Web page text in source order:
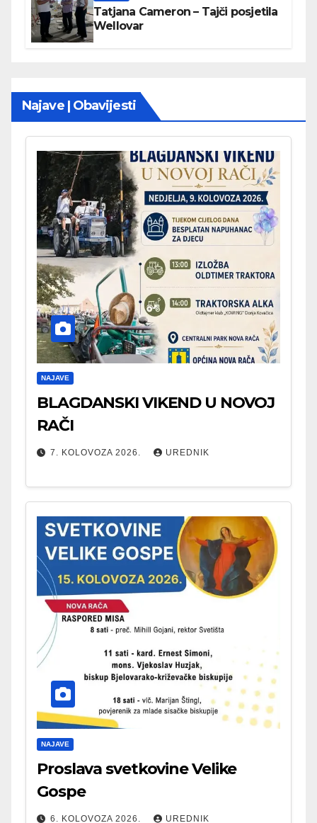
Tatjana Cameron – Tajči posjetila
Wellovar
Najave | Obavijesti
NAJAVE
BLAGDANSKI VIKEND U NOVOJ
RAČI
7. KOLOVOZA 2026. UREDNIK
NAJAVE
Proslava svetkovine Velike
Gospe
6. KOLOVOZA 2026. UREDNIK